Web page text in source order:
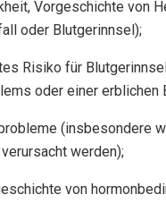
Vorgeschichte von
oder Blutgerinnsel);
Risiko für
oder einer erblichen
(insbesondere
werden);
von